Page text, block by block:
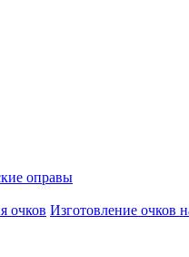
оправы
очков Изготовление очков